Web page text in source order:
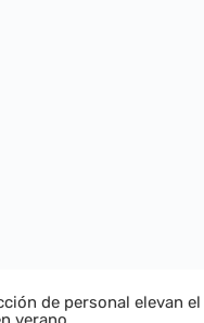
de personal elevan